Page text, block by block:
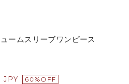
ームスリーブワンピース
JPY 60%OFF